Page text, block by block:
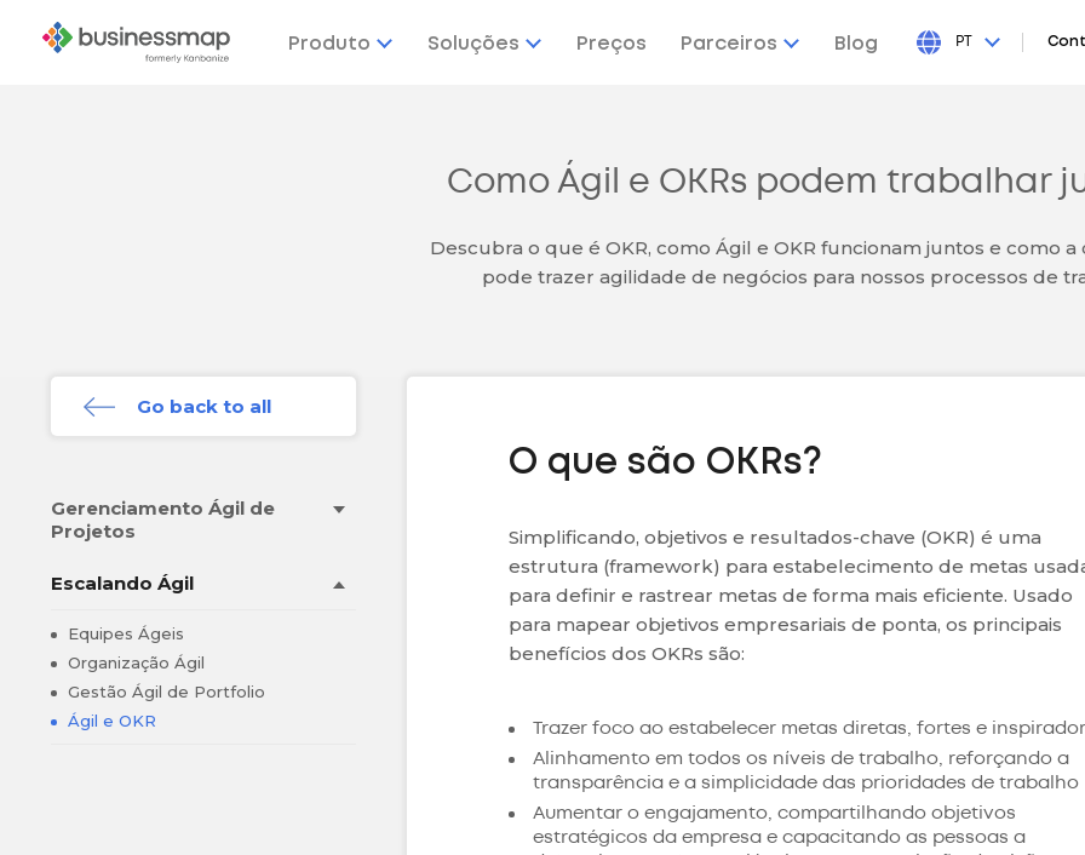
Produto Soluções Preços Parceiros Blog PT
Como Ágil e OKRs podem trabalhar
Descubra o que é OKR, como Ágil e OKR funcionam juntos e como a
pode trazer agilidade de negócios para nossos processos de
Go back to all
Gerenciamento Ágil de
Projetos
Escalando Ágil
Equipes Ágeis
Organização Ágil
Gestão Ágil de Portfolio
Ágil e OKR
O que são OKRs?
Simplificando, objetivos e resultados-chave (OKR) é uma
estrutura (framework) para estabelecimento de metas
para definir e rastrear metas de forma mais eficiente. Usado
para mapear objetivos empresariais de ponta, os principais
benefícios dos OKRs são:
Trazer foco ao estabelecer metas diretas, fortes e
Alinhamento em todos os níveis de trabalho, reforçando a
transparência e a simplicidade das prioridades de trabalho
Aumentar o engajamento, compartilhando objetivos
estratégicos da empresa e capacitando as pessoas a